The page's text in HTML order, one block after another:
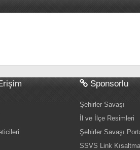
Sponsorlu
Şehirler Savaşı
İl ve İlçe Resimleri
Şehirler Savaşı
SSVS Link Kısaltma